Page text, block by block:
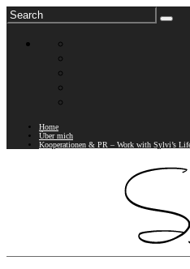
Home
Über mich
Kooperationen & PR – Work with Sylvi’s